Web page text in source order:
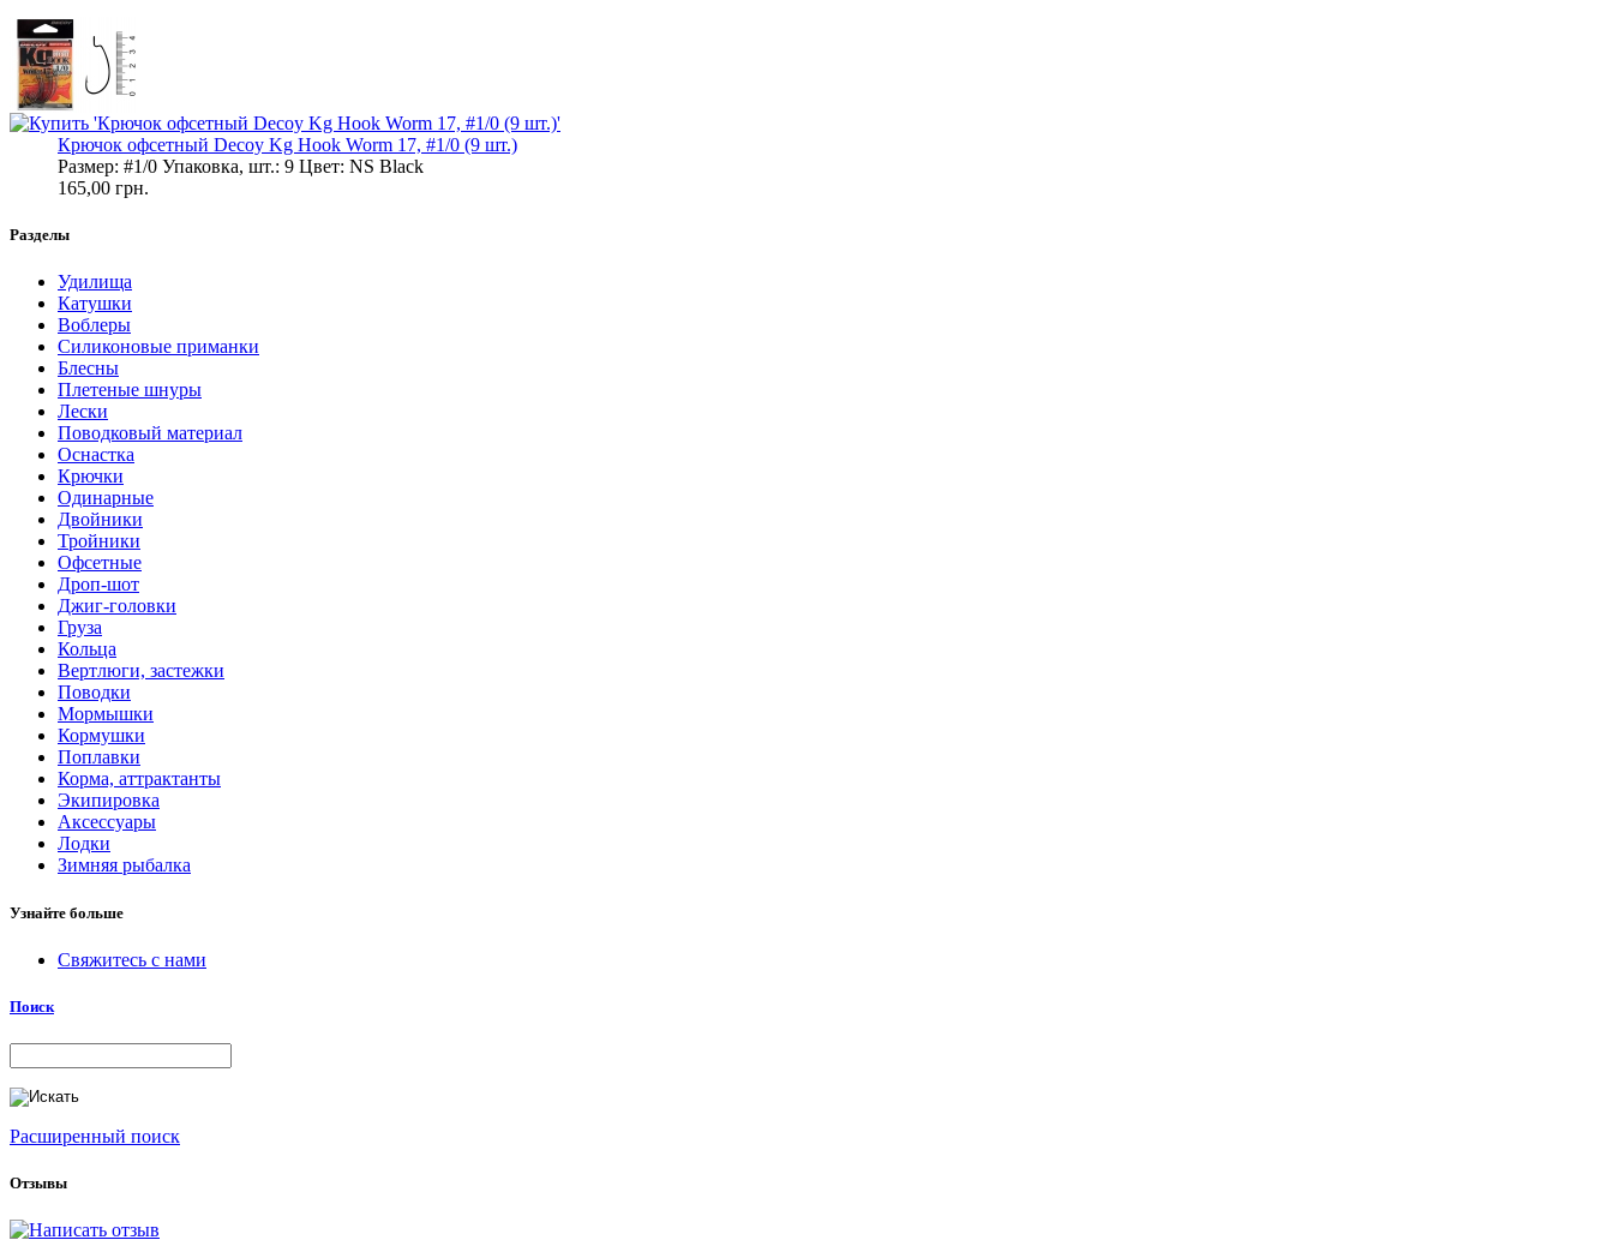
Крючок офсетный Decoy Kg Hook Worm 17, #1/0 (9 шт.)
Размер: #1/0 Упаковка, шт.: 9 Цвет: NS Black
165,00 грн.
Разделы
Удилища
Катушки
Воблеры
Силиконовые приманки
Блесны
Плетеные шнуры
Лески
Поводковый материал
Оснастка
Крючки
Одинарные
Двойники
Тройники
Офсетные
Дроп-шот
Джиг-головки
Груза
Кольца
Вертлюги, застежки
Поводки
Мормышки
Кормушки
Поплавки
Корма, аттрактанты
Экипировка
Аксессуары
Лодки
Зимняя рыбалка
Узнайте больше
Свяжитесь с нами
Поиск
Расширенный поиск
Отзывы